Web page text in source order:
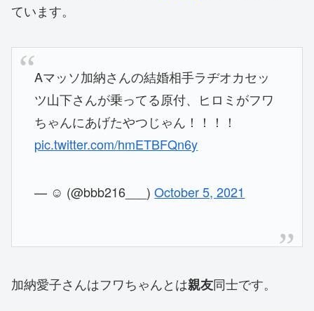
ています。
Aマッソ加納さんの結婚相手ラヂオカセッ
ツ山下さんが乗ってる原付、ヒロミがフワ
ちゃんにあげたやつじゃん！！！！
pic.twitter.com/hmETBFQn6y
— ☺️ (@bbb216___)October 5, 2021
加納愛子さんはフワちゃんとは親友同士です。